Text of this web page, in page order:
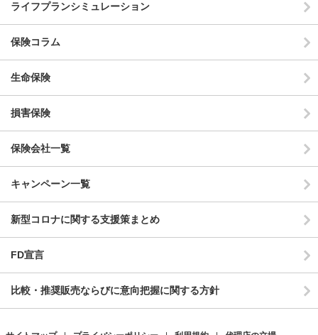
ライフプランシミュレーション
保険コラム
生命保険
損害保険
保険会社一覧
キャンペーン一覧
新型コロナに関する支援策まとめ
FD宣言
比較・推奨販売ならびに意向把握に関する方針